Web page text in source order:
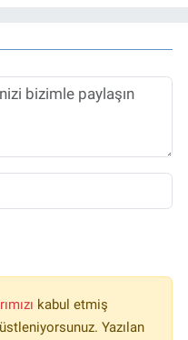
kabul etmiş
Yazılan